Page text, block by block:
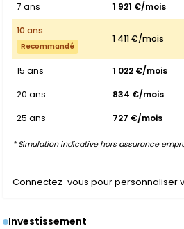
7 ans
1 921 €/mois
10 ans
Recommandé
1 411 €/mois
15 ans 1 022 €/mois
20 ans
834 €/mois
25 ans
727 €/mois
* Simulation indicative hors assurance
Connectez-vous pour personnaliser
Investissement